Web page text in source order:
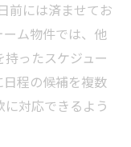
前には済ませてお
ム物件では、他
ったスケジュー
程の候補を複数
対応できるよう